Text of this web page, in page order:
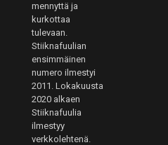
mennyttä ja
kurkottaa
tulevaan.
Stiiknafuulian
ensimmäinen
numero ilmestyi
2011. Lokakuusta
2020 alkaen
Stiiknafuulia
ilmestyy
verkkolehtenä.